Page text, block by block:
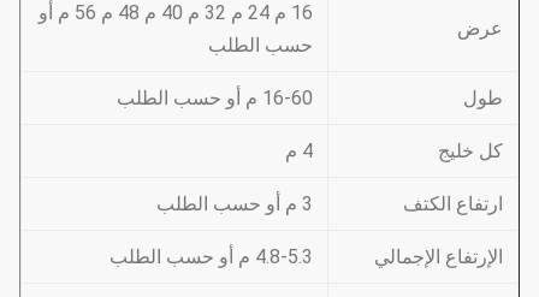
عرض
16 م 24 م 32 م 40 م 48 م 56 م أو
حسب الطلب
طول 16-60 م أو حسب الطلب
كل خليج 4 م
ارتفاع الكتف 3 م أو حسب الطلب
الإرتفاع الإجمالي 4.8-5.3 م أو حسب الطلب